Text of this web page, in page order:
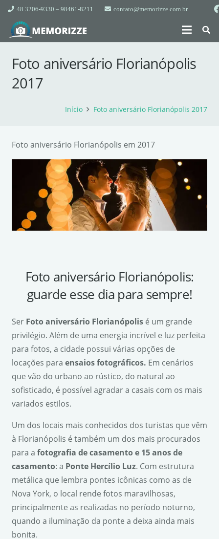
48 3206-9330 – 98461-8211 contato@memorizze.com.br
Foto aniversário Florianópolis
2017
Início Foto aniversário Florianópolis 2017
Foto aniversário Florianópolis em 2017
Foto aniversário Florianópolis:
guarde esse dia para sempre!
Ser Foto aniversário Florianópolis é um grande
privilégio. Além de uma energia incrível e luz perfeita
para fotos, a cidade possui várias opções de
locações para ensaios fotográficos. Em cenários
que vão do urbano ao rústico, do natural ao
sofisticado, é possível agradar a casais com os mais
variados estilos.
Um dos locais mais conhecidos dos turistas que vêm
à Florianópolis é também um dos mais procurados
para a fotografia de casamento e 15 anos de
casamento: a Ponte Hercílio Luz. Com estrutura
metálica que lembra pontes icônicas como as de
Nova York, o local rende fotos maravilhosas,
principalmente as realizadas no período noturno,
quando a iluminação da ponte a deixa ainda mais
bonita.